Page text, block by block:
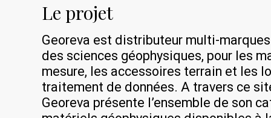
Le projet
Georeva est distributeur multi-
des sciences géophysiques, pour les
mesure, les accessoires terrain et les
traitement de données. A travers ce
Georeva présente l’ensemble de son